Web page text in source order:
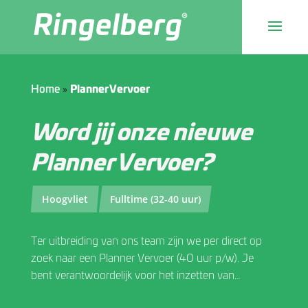
Home» Planner Vervoer
Word jij onze nieuwe
Planner Vervoer?
Hoogvliet Fulltime (32-40 uur)
Ter uitbreiding van ons team zijn we per direct op
zoek naar een Planner Vervoer (40 uur p/w). Je
bent verantwoordelijk voor het inzetten van